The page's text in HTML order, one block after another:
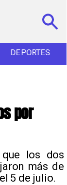
DEPORTES
por
que los dos
más de
5 de julio.